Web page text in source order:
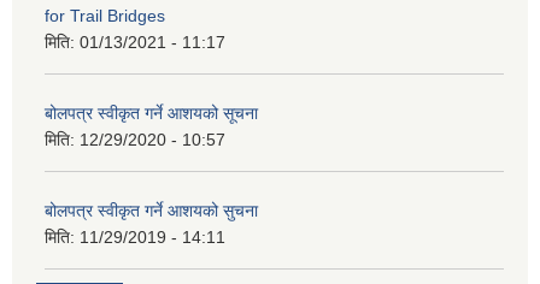
for Trail Bridges
मिति: 01/13/2021 - 11:17
बोलपत्र स्वीकृत गर्ने आशयको सूचना
मिति: 12/29/2020 - 10:57
बोलपत्र स्वीकृत गर्ने आशयको सुचना
मिति: 11/29/2019 - 14:11